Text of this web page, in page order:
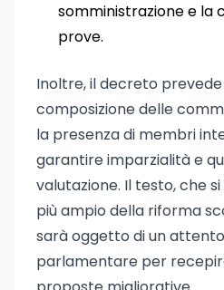
somministrazione e la
prove.
Inoltre, il decreto
composizione delle
la presenza di membri
garantire imparzialità e
valutazione. Il testo, che
più ampio della riforma
sarà oggetto di un
parlamentare per